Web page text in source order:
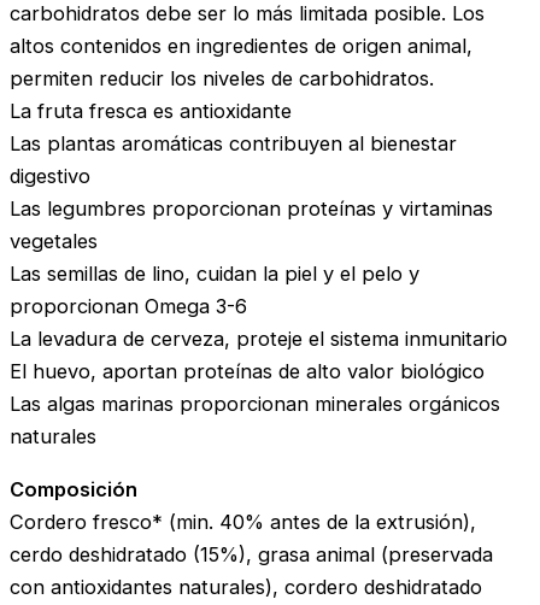
carbohidratos debe ser lo más limitada posible. Los
altos contenidos en ingredientes de origen animal,
permiten reducir los niveles de carbohidratos.
La fruta fresca es antioxidante
Las plantas aromáticas contribuyen al bienestar
digestivo
Las legumbres proporcionan proteínas y virtaminas
vegetales
Las semillas de lino, cuidan la piel y el pelo y
proporcionan Omega 3-6
La levadura de cerveza, proteje el sistema inmunitario
El huevo, aportan proteínas de alto valor biológico
Las algas marinas proporcionan minerales orgánicos
naturales
Composición
Cordero fresco* (min. 40% antes de la extrusión),
cerdo deshidratado (15%), grasa animal (preservada
con antioxidantes naturales), cordero deshidratado